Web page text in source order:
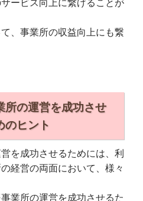
ービス向上に繋げることが
、事業所の収益向上にも繋
所の運営を成功させ
のヒント
を成功させるためには、利
経営の両面において、様々
業所の運営を成功させるた